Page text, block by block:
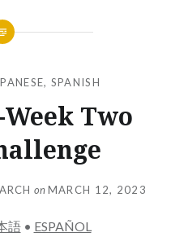
, SPANISH
Two
onMARCH 12, 2023
語• ESPAÑOL